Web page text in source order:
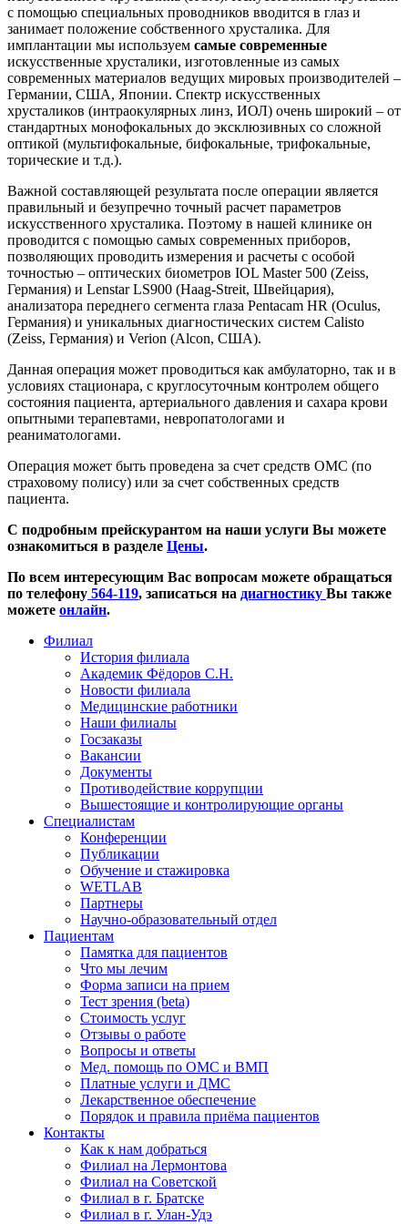
с помощью специальных проводников вводится в глаз и
занимает положение собственного хрусталика. Для
имплантации мы используем самые современные
искусственные хрусталики, изготовленные из самых
современных материалов ведущих мировых производителей –
Германии, США, Японии. Спектр искусственных
хрусталиков (интраокулярных линз, ИОЛ) очень широкий – от
стандартных монофокальных до эксклюзивных со сложной
оптикой (мультифокальные, бифокальные, трифокальные,
торические и т.д.).
Важной составляющей результата после операции является
правильный и безупречно точный расчет параметров
искусственного хрусталика. Поэтому в нашей клинике он
проводится с помощью самых современных приборов,
позволяющих проводить измерения и расчеты с особой
точностью – оптических биометров IOL Master 500 (Zeiss,
Германия) и Lenstar LS900 (Haag-Streit, Швейцария),
анализатора переднего сегмента глаза Pentacam HR (Oculus,
Германия) и уникальных диагностических систем Calisto
(Zeiss, Германия) и Verion (Alcon, США).
Данная операция может проводиться как амбулаторно, так и в
условиях стационара, с круглосуточным контролем общего
состояния пациента, артериального давления и сахара крови
опытными терапевтами, невропатологами и
реаниматологами.
Операция может быть проведена за счет средств ОМС (по
страховому полису) или за счет собственных средств
пациента.
С подробным прейскурантом на наши услуги Вы можете
ознакомиться в разделе Цены.
По всем интересующим Вас вопросам можете обращаться
по телефону 564-119, записаться на диагностику Вы также
можете онлайн.
Филиал
История филиала
Академик Фёдоров С.Н.
Новости филиала
Медицинские работники
Наши филиалы
Госзаказы
Вакансии
Документы
Противодействие коррупции
Вышестоящие и контролирующие органы
Специалистам
Конференции
Публикации
Обучение и стажировка
WETLAB
Партнеры
Научно-образовательный отдел
Пациентам
Памятка для пациентов
Что мы лечим
Форма записи на прием
Тест зрения (beta)
Стоимость услуг
Отзывы о работе
Вопросы и ответы
Мед. помощь по ОМС и ВМП
Платные услуги и ДМС
Лекарственное обеспечение
Порядок и правила приёма пациентов
Контакты
Как к нам добраться
Филиал на Лермонтова
Филиал на Советской
Филиал в г. Братске
Филиал в г. Улан-Удэ